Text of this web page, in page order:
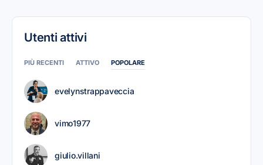
Utenti attivi
PIÙ RECENTI ATTIVO POPOLARE
evelynstrappaveccia
vimo1977
giulio.villani